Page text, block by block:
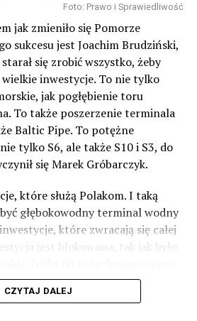
Foto: Prawo i Sprawiedliwość
jak zmieniło się Pomorze
sukcesu jest Joachim Brudziński,
się zrobić wszystko, żeby
inwestycje. To nie tylko
jak pogłębienie toru
To także poszerzenie terminala
Baltic Pipe. To potężne
tylko S6, ale także S10 i S3, do
się Marek Gróbarczyk.
które służą Polakom. I taką
głębokowodny terminal wodny
które zwracają się całej
jest blokowana, tak jak było
CZYTAJ DALEJ